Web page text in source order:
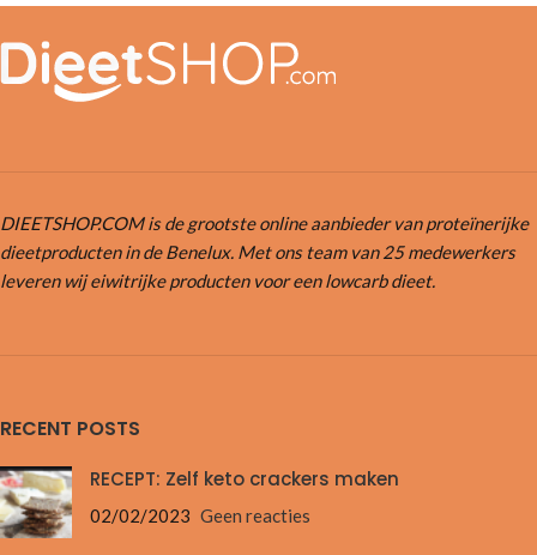
DIEETSHOP.COM is de grootste online aanbieder van proteïnerijke
dieetproducten in de Benelux. Met ons team van 25 medewerkers
leveren wij eiwitrijke producten voor een lowcarb dieet.
RECENT POSTS
RECEPT: Zelf keto crackers maken
02/02/2023 Geen reacties